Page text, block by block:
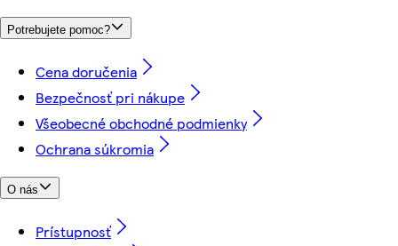
Potrebujete pomoc?
Cena doručenia
Bezpečnosť pri nákupe
Všeobecné obchodné podmienky
Ochrana súkromia
O nás
Prístupnosť